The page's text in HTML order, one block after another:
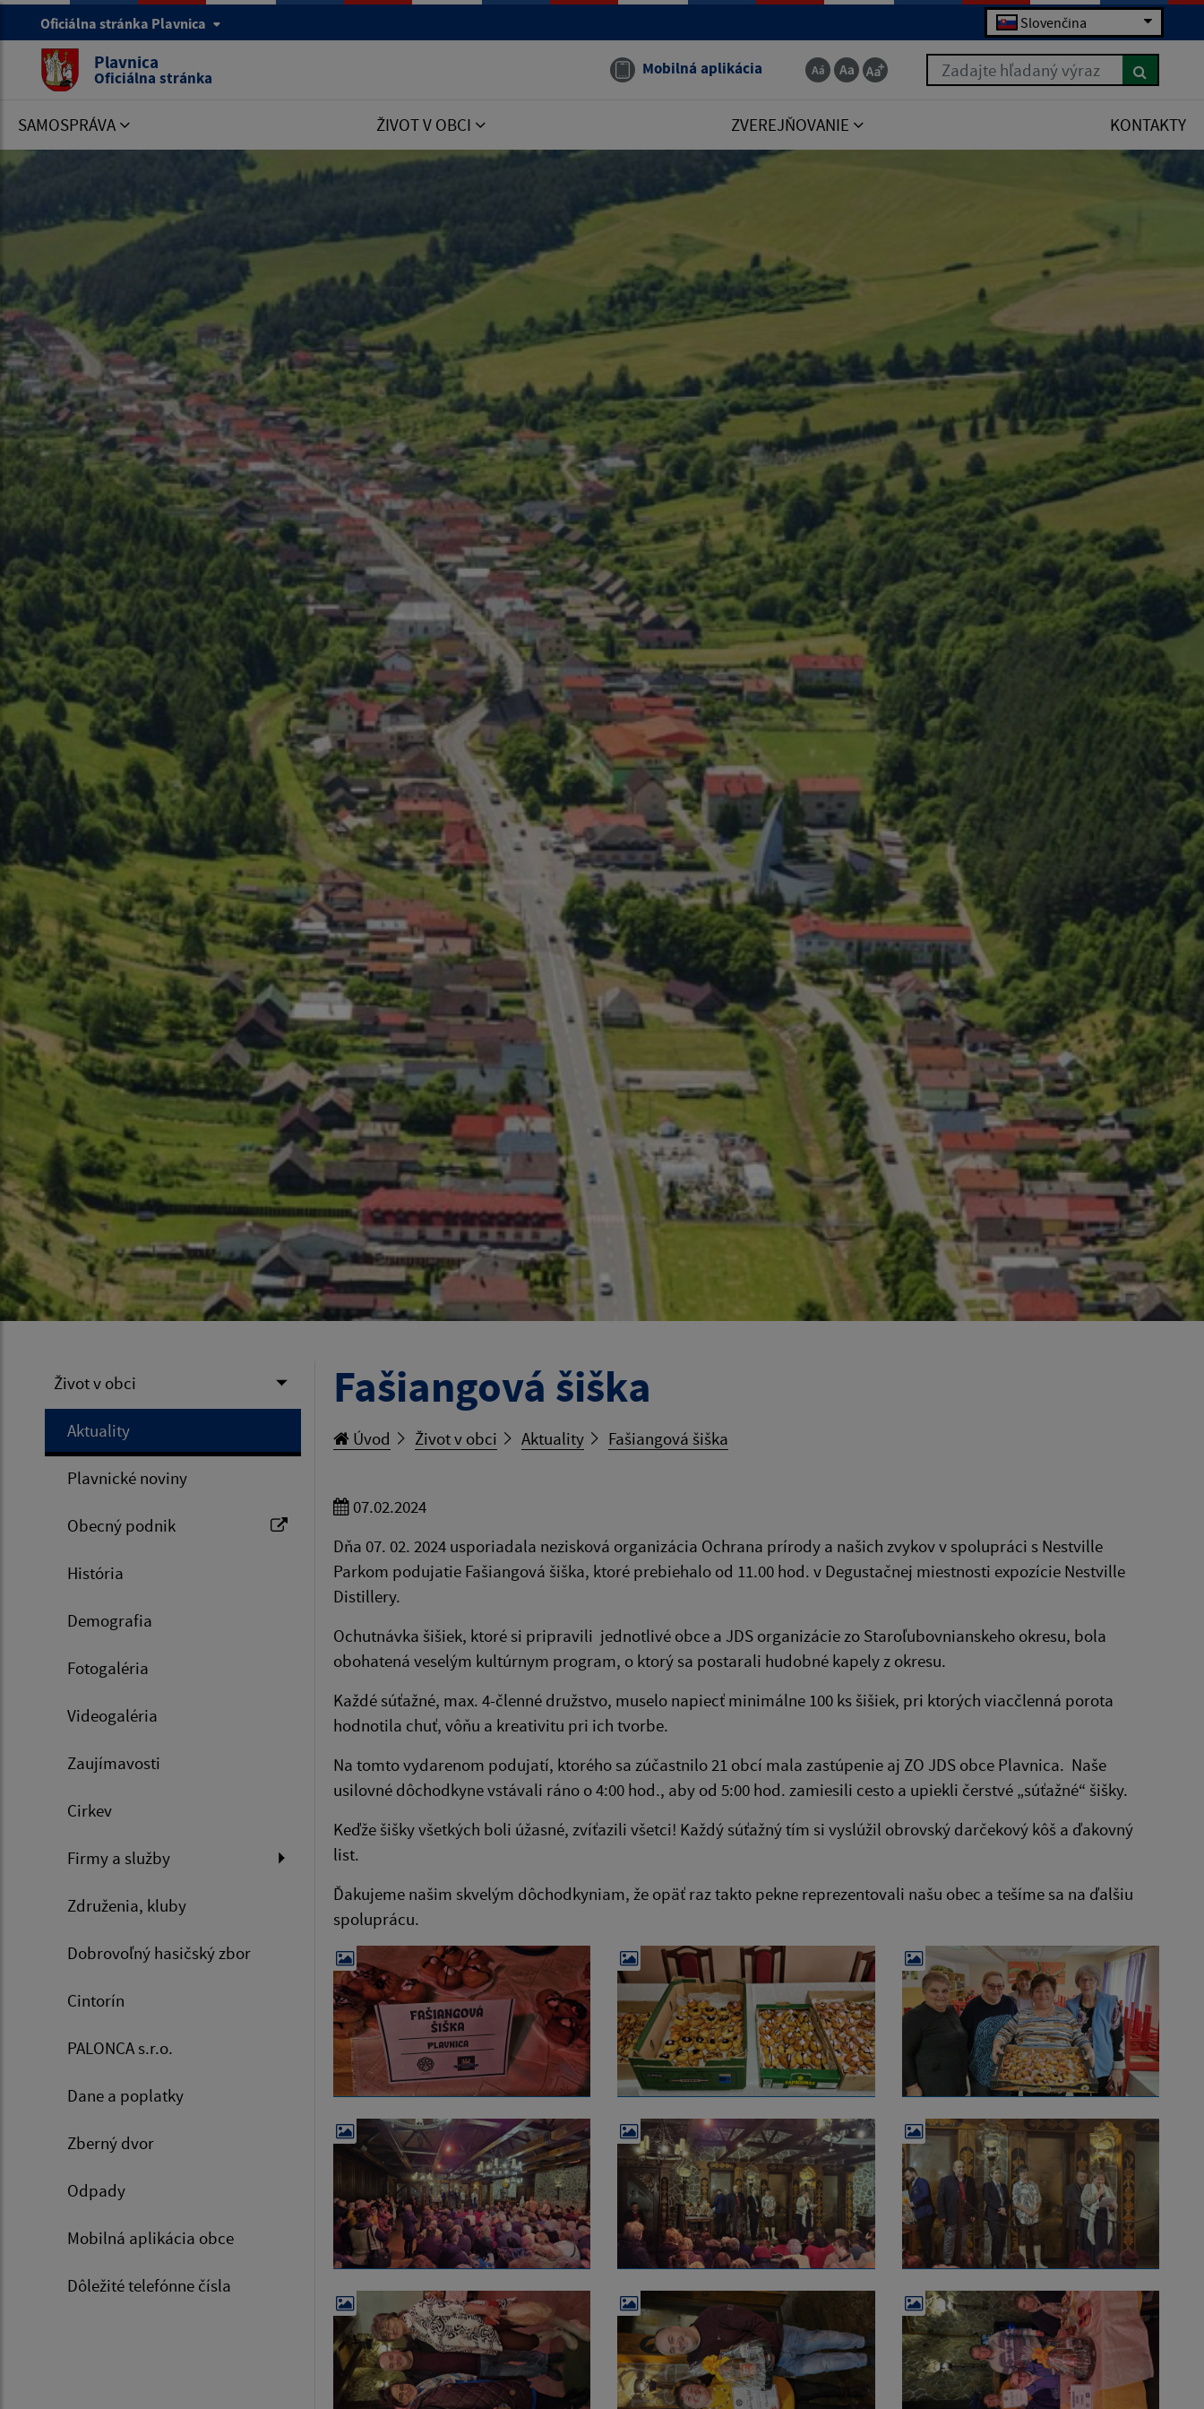
Oficiálna stránka Plavnica Slovenčina
Plavnica
Oficiálna stránka Mobilná aplikácia Zadajte hľadaný výraz
SAMOSPRÁVA ŽIVOT V OBCI ZVEREJŇOVANIE KONTAKTY
Život v obci
Aktuality
Plavnické noviny
Obecný podnik
História
Demografia
Fotogaléria
Videogaléria
Zaujímavosti
Cirkev
Firmy a služby
Združenia, kluby
Dobrovoľný hasičský zbor
Cintorín
PALONCA s.r.o.
Dane a poplatky
Zberný dvor
Odpady
Mobilná aplikácia obce
Dôležité telefónne čísla
Fašiangová šiška
Úvod Život v obci Aktuality Fašiangová šiška
07.02.2024
Dňa 07. 02. 2024 usporiadala nezisková organizácia Ochrana prírody a našich zvykov v spolupráci s Nestville
Parkom podujatie Fašiangová šiška, ktoré prebiehalo od 11.00 hod. v Degustačnej miestnosti expozície Nestville
Distillery.
Ochutnávka šišiek, ktoré si pripravili jednotlivé obce a JDS organizácie zo Staroľubovnianskeho okresu, bola
obohatená veselým kultúrnym program, o ktorý sa postarali hudobné kapely z okresu.
Každé súťažné, max. 4-členné družstvo, muselo napiecť minimálne 100 ks šišiek, pri ktorých viacčlenná porota
hodnotila chuť, vôňu a kreativitu pri ich tvorbe.
Na tomto vydarenom podujatí, ktorého sa zúčastnilo 21 obcí mala zastúpenie aj ZO JDS obce Plavnica. Naše
usilovné dôchodkyne vstávali ráno o 4:00 hod., aby od 5:00 hod. zamiesili cesto a upiekli čerstvé „súťažné“ šišky.
Keďže šišky všetkých boli úžasné, zvíťazili všetci! Každý súťažný tím si vyslúžil obrovský darčekový kôš a ďakovný
list.
Ďakujeme našim skvelým dôchodkyniam, že opäť raz takto pekne reprezentovali našu obec a tešíme sa na ďalšiu
spoluprácu.